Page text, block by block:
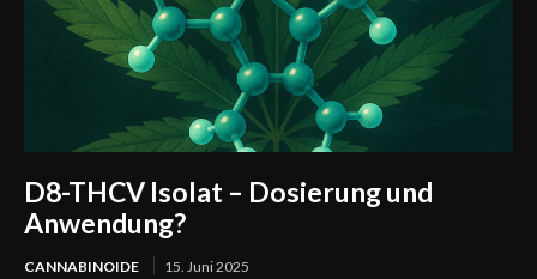
D8-THCV Isolat – Dosierung und
Anwendung?
CANNABINOIDE 15. Juni 2025